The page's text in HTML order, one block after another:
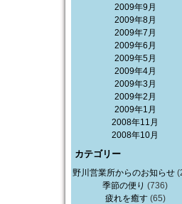
2009年9月
2009年8月
2009年7月
2009年6月
2009年5月
2009年4月
2009年3月
2009年2月
2009年1月
2008年11月
2008年10月
カテゴリー
野川営業所からのお知らせ
季節の便り (736)
疲れを癒す(65)